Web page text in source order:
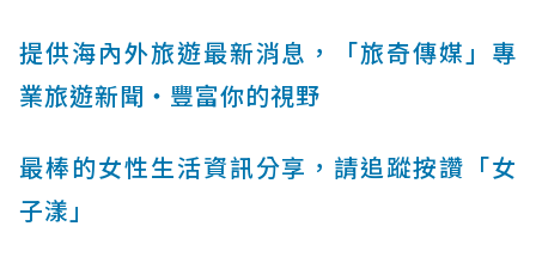
提供海內外旅遊最新消息，「旅奇傳媒」專
業旅遊新聞‧豐富你的視野
最棒的女性生活資訊分享，請追蹤按讚「女
子漾」